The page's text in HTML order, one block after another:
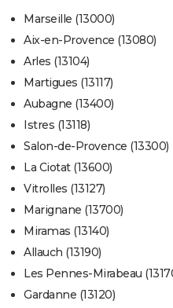
Marseille (13000)
Aix-en-Provence (13080)
Arles (13104)
Martigues (13117)
Aubagne (13400)
Istres (13118)
Salon-de-Provence (13300)
La Ciotat (13600)
Vitrolles (13127)
Marignane (13700)
Miramas (13140)
Allauch (13190)
Les Pennes-Mirabeau
Gardanne (13120)